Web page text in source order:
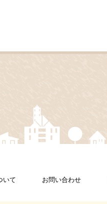
いて お問い合わせ